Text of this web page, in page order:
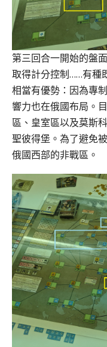
第三回合一開始的盤
取得計分控制……有種
相當有優勢：因為專
響力也在俄國布局。
區、皇室區以及莫斯
聖彼得堡。為了避免
俄國西部的非戰區。